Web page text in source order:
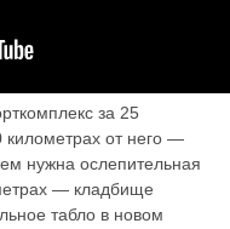
за 25
километрах от него —
нужна ослепительная
— кладбище
табло в новом